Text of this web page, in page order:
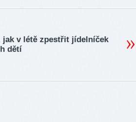
jak v létě zpestřit jídelníček
dětí